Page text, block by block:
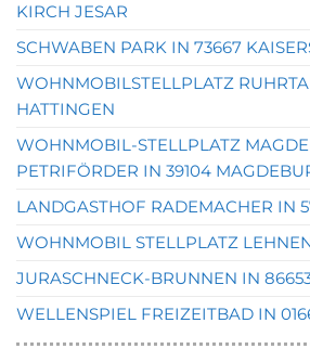
KIRCH JESAR
SCHWABEN PARK IN 73667
WOHNMOBILSTELLPLATZ
HATTINGEN
WOHNMOBIL-STELLPLATZ
PETRIFÖRDER IN 39104
LANDGASTHOF RADEMACHER IN
WOHNMOBIL STELLPLATZ
JURASCHNECK-BRUNNEN IN
WELLENSPIEL FREIZEITBAD IN